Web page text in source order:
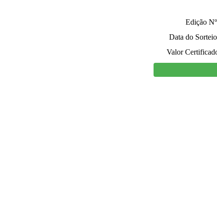
Edição
Data do
Valor